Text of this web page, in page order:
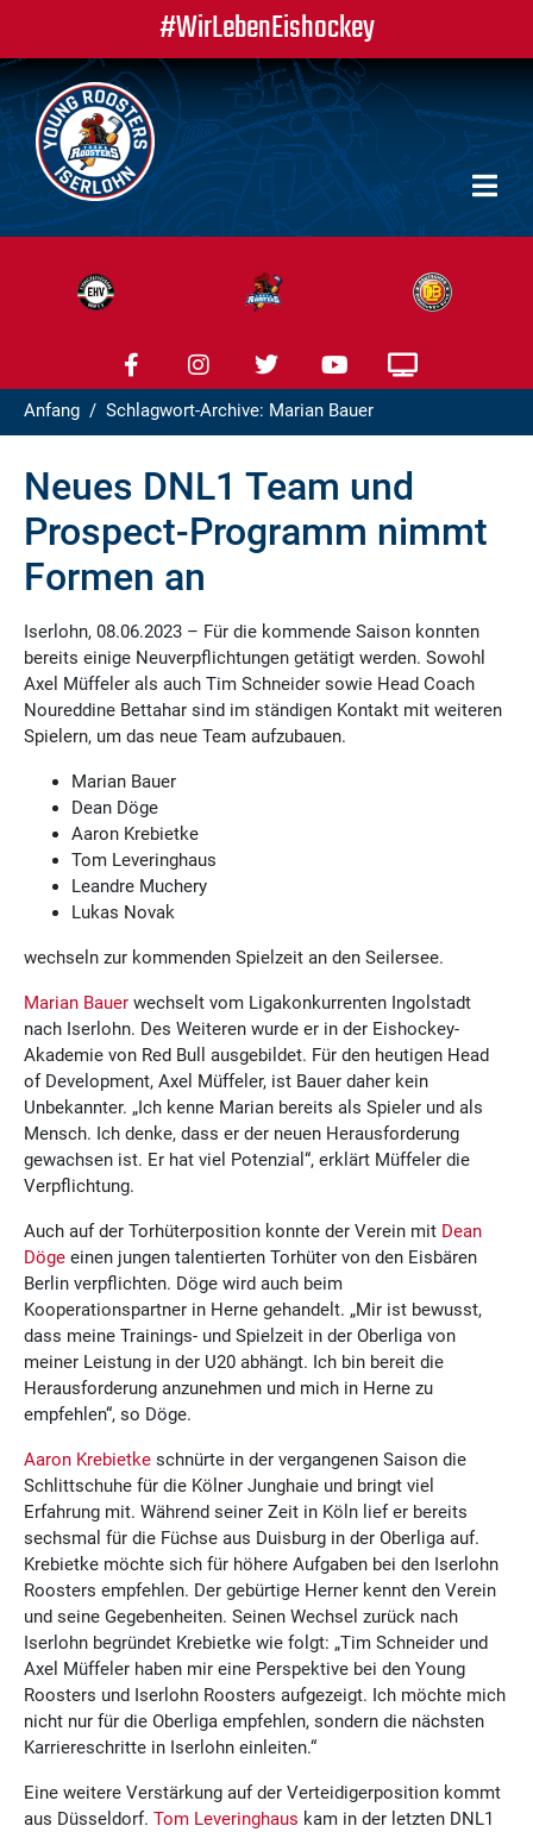
#WirLebenEishockey
Anfang Schlagwort-Archive: Marian Bauer
Neues DNL1 Team und
Prospect-Programm nimmt
Formen an
Iserlohn, 08.06.2023 – Für die kommende Saison konnten
bereits einige Neuverpflichtungen getätigt werden. Sowohl
Axel Müffeler als auch Tim Schneider sowie Head Coach
Noureddine Bettahar sind im ständigen Kontakt mit weiteren
Spielern, um das neue Team aufzubauen.
Marian Bauer
Dean Döge
Aaron Krebietke
Tom Leveringhaus
Leandre Muchery
Lukas Novak
wechseln zur kommenden Spielzeit an den Seilersee.
Marian Bauer wechselt vom Ligakonkurrenten Ingolstadt
nach Iserlohn. Des Weiteren wurde er in der Eishockey-
Akademie von Red Bull ausgebildet. Für den heutigen Head
of Development, Axel Müffeler, ist Bauer daher kein
Unbekannter. „Ich kenne Marian bereits als Spieler und als
Mensch. Ich denke, dass er der neuen Herausforderung
gewachsen ist. Er hat viel Potenzial“, erklärt Müffeler die
Verpflichtung.
Auch auf der Torhüterposition konnte der Verein mit Dean
Döge einen jungen talentierten Torhüter von den Eisbären
Berlin verpflichten. Döge wird auch beim
Kooperationspartner in Herne gehandelt. „Mir ist bewusst,
dass meine Trainings- und Spielzeit in der Oberliga von
meiner Leistung in der U20 abhängt. Ich bin bereit die
Herausforderung anzunehmen und mich in Herne zu
empfehlen“, so Döge.
Aaron Krebietke schnürte in der vergangenen Saison die
Schlittschuhe für die Kölner Junghaie und bringt viel
Erfahrung mit. Während seiner Zeit in Köln lief er bereits
sechsmal für die Füchse aus Duisburg in der Oberliga auf.
Krebietke möchte sich für höhere Aufgaben bei den Iserlohn
Roosters empfehlen. Der gebürtige Herner kennt den Verein
und seine Gegebenheiten. Seinen Wechsel zurück nach
Iserlohn begründet Krebietke wie folgt: „Tim Schneider und
Axel Müffeler haben mir eine Perspektive bei den Young
Roosters und Iserlohn Roosters aufgezeigt. Ich möchte mich
nicht nur für die Oberliga empfehlen, sondern die nächsten
Karriereschritte in Iserlohn einleiten.“
Eine weitere Verstärkung auf der Verteidigerposition kommt
aus Düsseldorf. Tom Leveringhaus kam in der letzten DNL1